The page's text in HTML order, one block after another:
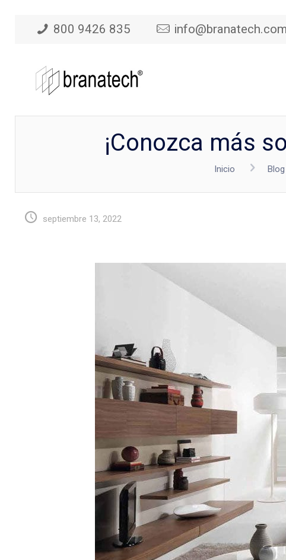
800 9426 835 info@branatech.com
¡Conozca más
Inicio Blog
septiembre 13, 2022